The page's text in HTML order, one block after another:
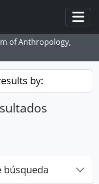
of Anthropology,
by:
búsqueda